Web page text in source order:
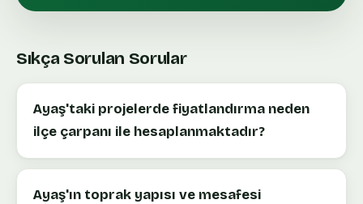
Sıkça Sorulan Sorular
Ayaş'taki projelerde fiyatlandırma neden
ilçe çarpanı ile hesaplanmaktadır?
Ayaş'ın toprak yapısı ve mesafesi